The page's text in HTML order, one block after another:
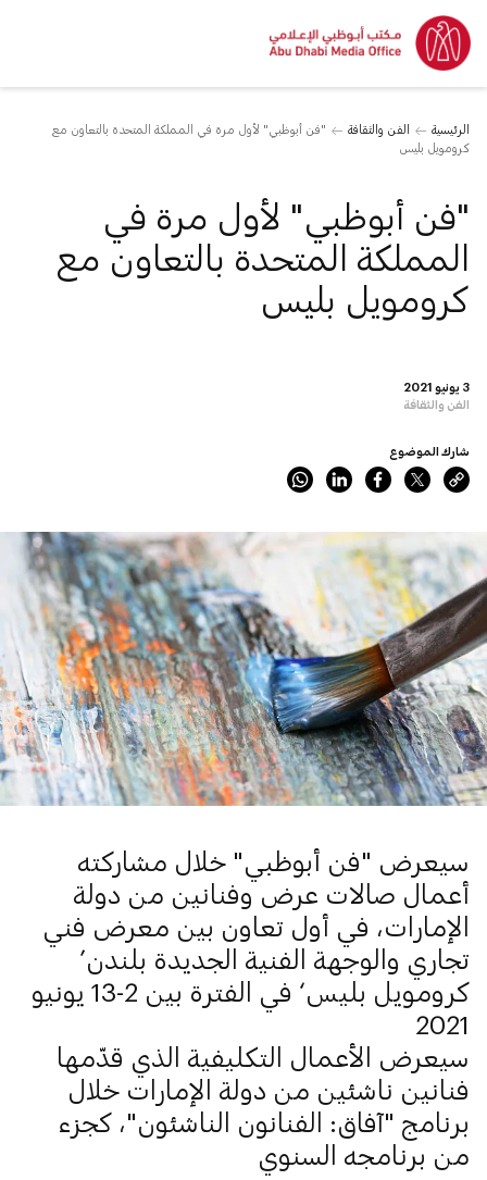
الرئيسية الفن والثقافة
"فن أبوظبي" لأول مرة في المملكة المتحدة بالتعاون مع
كرومويل بليس
3 يونيو 2021
الفن والثقافة
"فن أبوظبي" لأول مرة في
المملكة المتحدة بالتعاون مع
كرومويل بليس
سيعرض "فن أبوظبي" خلال مشاركته
أعمال صالات عرض وفنانين من دولة
الإمارات، في أول تعاون بين معرض فني
تجاري والوجهة الفنية الجديدة بلندن’
كرومويل بليس‘ في الفترة بين 2-13 يونيو
2021
سيعرض الأعمال التكليفية الذي قدّمها
فنانين ناشئين من دولة الإمارات خلال
برنامج "آفاق: الفنانون الناشئون"، كجزء
من برنامجه السنوي
شارك الموضوع